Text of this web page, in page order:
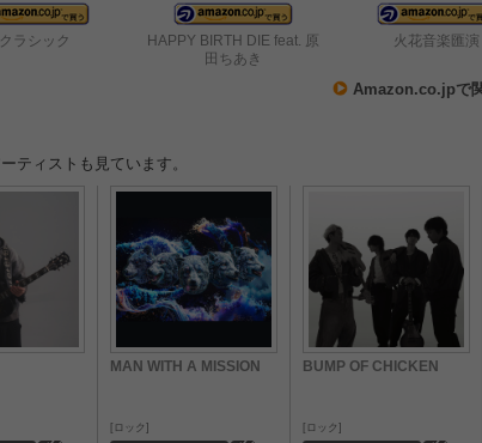
ラシック
HAPPY BIRTH DIE feat. 原
田ちあき
火花音楽匯演
Amazon.co.jpで
ティストも見ています。
MAN WITH A MISSION
ロック
BUMP OF CHICKEN
ロック